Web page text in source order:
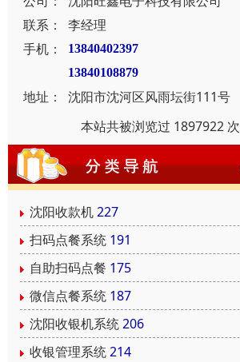
联系：
李经理
手机：
13840402397
13840108879
地址：
沈阳市沈河区风雨坛街111号
本站共被浏览过 1897922 次
沈阳收款机227
扫码点餐系统 191
自助扫码点餐 175
微信点餐系统 187
沈阳收银机系统206
收银管理系统214